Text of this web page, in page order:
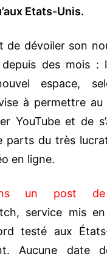
Etats-Unis.
de dévoiler son
des mois :
espace,
à permettre au
YouTube et de
parts du très
en ligne.
un post
service mis
testé aux
Aucune date